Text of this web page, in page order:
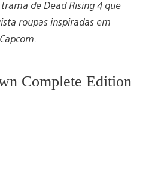
de Dead Rising 4 que
roupas inspiradas em
Complete Edition